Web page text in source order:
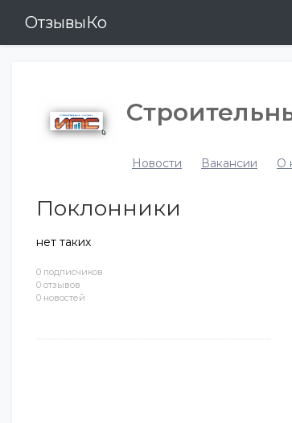
ОтзывыКо
0 подписчиков
0 отзывов
0 новостей
Новости Вакансии О
Поклонники
нет таких